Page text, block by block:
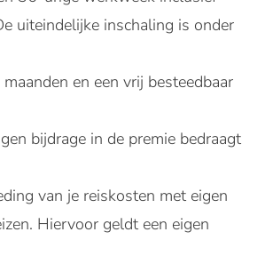
uiteindelijke inschaling is onder
en een vrij besteedbaar
bijdrage in de premie bedraagt
van je reiskosten met eigen
Hiervoor geldt een eigen